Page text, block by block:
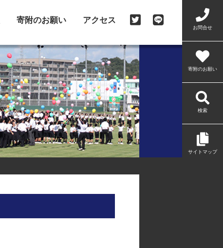
寄附のお願い アクセス
お問合せ
寄附のお願い
検索
サイトマップ